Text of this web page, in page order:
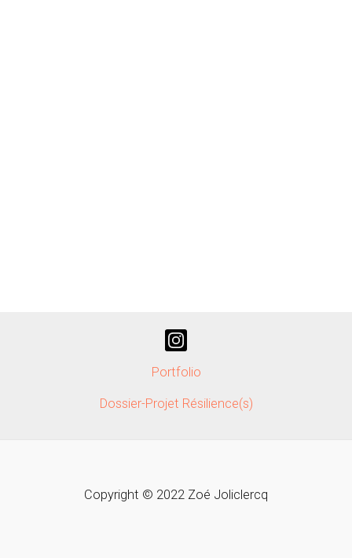
Portfolio
Dossier-Projet Résilience(s)
Copyright © 2022 Zoé Joliclercq